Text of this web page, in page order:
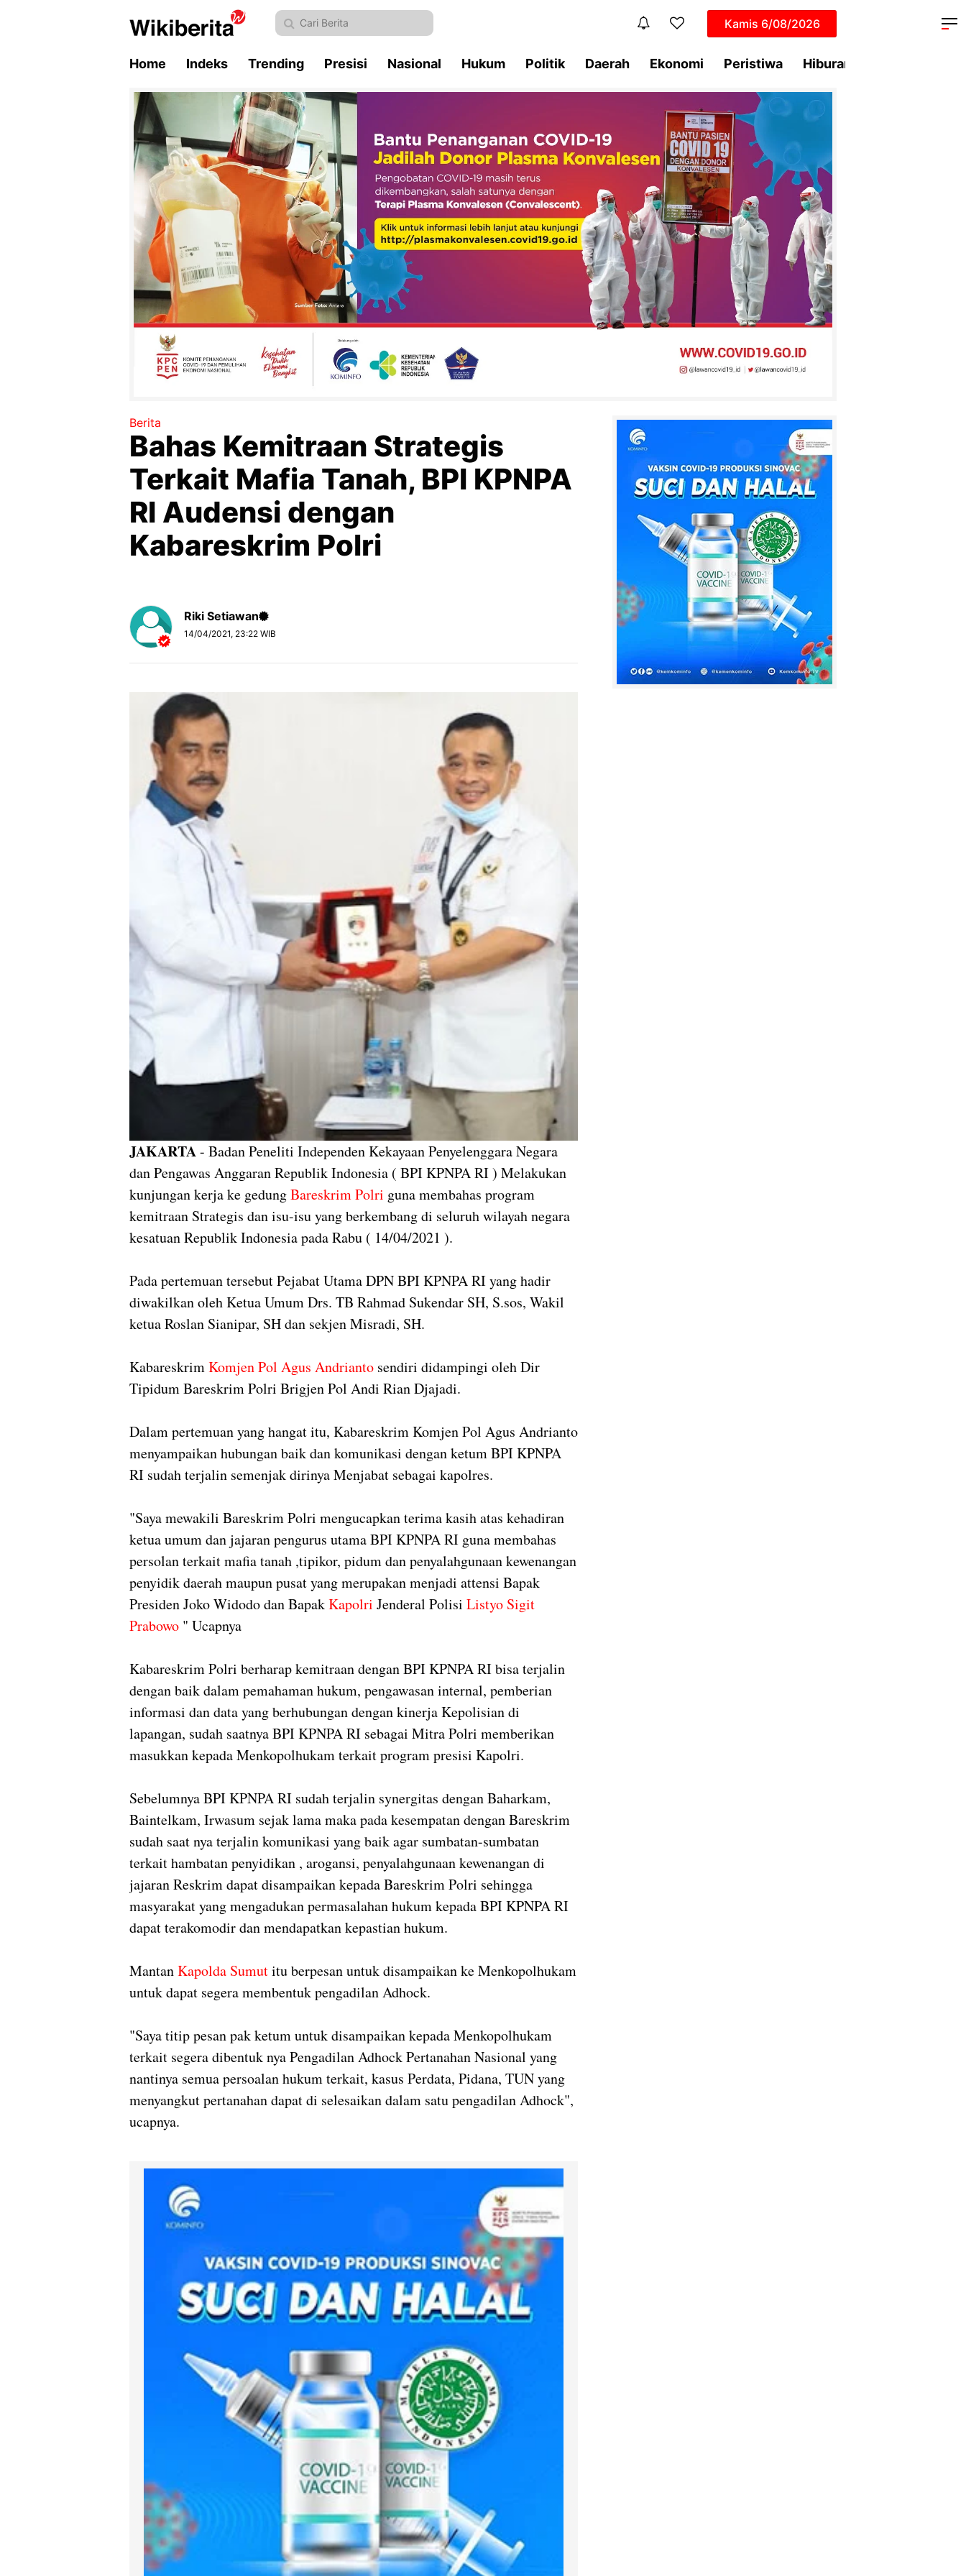
Kamis 6/08/2026
Home Indeks Trending Presisi Nasional Hukum Politik Daerah Ekonomi Peristiwa Hiburan
Berita
Bahas Kemitraan Strategis
Terkait Mafia Tanah, BPI KPNPA
RI Audensi dengan
Kabareskrim Polri
Riki Setiawan
14/04/2021, 23:22 WIB
JAKARTA- Badan Peneliti Independen Kekayaan Penyelenggara Negara
dan Pengawas Anggaran Republik Indonesia ( BPI KPNPA RI ) Melakukan
kunjungan kerja ke gedungBareskrim Polri guna membahas program
kemitraan Strategis dan isu-isu yang berkembang di seluruh wilayah negara
kesatuan Republik Indonesia pada Rabu ( 14/04/2021 ).
Pada pertemuan tersebut Pejabat Utama DPN BPI KPNPA RI yang hadir
diwakilkan oleh Ketua Umum Drs. TB Rahmad Sukendar SH, S.sos, Wakil
ketua Roslan Sianipar, SH dan sekjen Misradi, SH.
KabareskrimKomjen Pol Agus Andrianto sendiri didampingi oleh Dir
Tipidum Bareskrim Polri Brigjen Pol Andi Rian Djajadi.
Dalam pertemuan yang hangat itu, Kabareskrim Komjen Pol Agus Andrianto
menyampaikan hubungan baik dan komunikasi dengan ketum BPI KPNPA
RI sudah terjalin semenjak dirinya Menjabat sebagai kapolres.
"Saya mewakili Bareskrim Polri mengucapkan terima kasih atas kehadiran
ketua umum dan jajaran pengurus utama BPI KPNPA RI guna membahas
persolan terkait mafia tanah ,tipikor, pidum dan penyalahgunaan kewenangan
penyidik daerah maupun pusat yang merupakan menjadi attensi Bapak
Presiden Joko Widodo dan BapakKapolri Jenderal Polisi Listyo Sigit
Prabowo " Ucapnya
Kabareskrim Polri berharap kemitraan dengan BPI KPNPA RI bisa terjalin
dengan baik dalam pemahaman hukum, pengawasan internal, pemberian
informasi dan data yang berhubungan dengan kinerja Kepolisian di
lapangan, sudah saatnya BPI KPNPA RI sebagai Mitra Polri memberikan
masukkan kepada Menkopolhukam terkait program presisi Kapolri.
Sebelumnya BPI KPNPA RI sudah terjalin synergitas dengan Baharkam,
Baintelkam, Irwasum sejak lama maka pada kesempatan dengan Bareskrim
sudah saat nya terjalin komunikasi yang baik agar sumbatan-sumbatan
terkait hambatan penyidikan , arogansi, penyalahgunaan kewenangan di
jajaran Reskrim dapat disampaikan kepada Bareskrim Polri sehingga
masyarakat yang mengadukan permasalahan hukum kepada BPI KPNPA RI
dapat terakomodir dan mendapatkan kepastian hukum.
MantanKapolda Sumutitu berpesan untuk disampaikan ke Menkopolhukam
untuk dapat segera membentuk pengadilan Adhock.
"Saya titip pesan pak ketum untuk disampaikan kepada Menkopolhukam
terkait segera dibentuk nya Pengadilan Adhock Pertanahan Nasional yang
nantinya semua persoalan hukum terkait, kasus Perdata, Pidana, TUN yang
menyangkut pertanahan dapat di selesaikan dalam satu pengadilan Adhock",
ucapnya.